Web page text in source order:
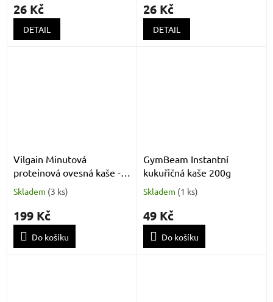
26 Kč
DETAIL
26 Kč
DETAIL
Vilgain Minutová
proteinová ovesná kaše -
Malina 400 g
Skladem (3 ks)
199 Kč
Do košíku
GymBeam Instantní
kukuřičná kaše 200g
Skladem (1 ks)
49 Kč
Do košíku